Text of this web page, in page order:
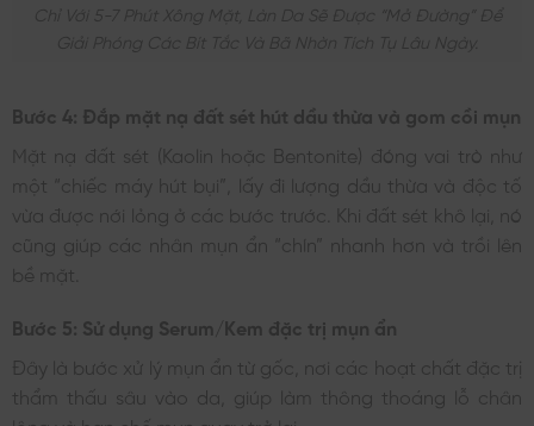
Chỉ Với 5-7 Phút Xông Mặt, Làn Da Sẽ Được “mở Đường” Để
Giải Phóng Các Bít Tắc Và Bã Nhờn Tích Tụ Lâu Ngày.
Bước 4: Đắp mặt nạ đất sét hút dầu thừa và gom cồi mụn
Mặt nạ đất sét (Kaolin hoặc Bentonite) đóng vai trò như
một “chiếc máy hút bụi”, lấy đi lượng dầu thừa và độc tố
vừa được nới lỏng ở các bước trước. Khi đất sét khô lại, nó
cũng giúp các nhân mụn ẩn “chín” nhanh hơn và trồi lên
bề mặt.
Bước 5: Sử dụng Serum/Kem đặc trị mụn ẩn
Đây là bước xử lý mụn ẩn từ gốc, nơi các hoạt chất đặc trị
thẩm thấu sâu vào da, giúp làm thông thoáng lỗ chân